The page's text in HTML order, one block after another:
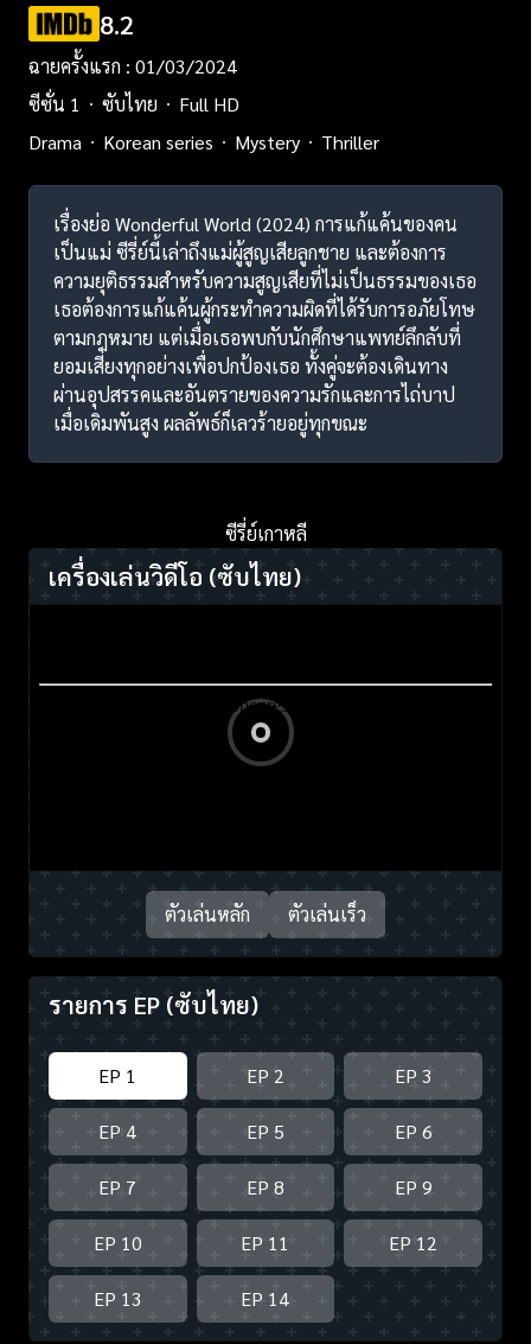
8.2
ฉายครั้งแรก : 01/03/2024
ซีซั่น 1
ซับไทย
Full HD
Drama
Korean series Mystery Thriller
เรื่องย่อ Wonderful World (2024) การแก้แค้นของคน
เป็นแม่ ซีรี่ย์นี้เล่าถึงแม่ผู้สูญเสียลูกชาย และต้องการ
ความยุติธรรมสำหรับความสูญเสียที่ไม่เป็นธรรมของเธอ
เธอต้องการแก้แค้นผู้กระทำความผิดที่ได้รับการอภัยโทษ
ตามกฎหมาย แต่เมื่อเธอพบกับนักศึกษาแพทย์ลึกลับที่
ยอมเสี่ยงทุกอย่างเพื่อปกป้องเธอ ทั้งคู่จะต้องเดินทาง
ผ่านอุปสรรคและอันตรายของความรักและการไถ่บาป
เมื่อเดิมพันสูง ผลลัพธ์ก็เลวร้ายอยู่ทุกขณะ
ซีรี่ย์เกาหลี
เครื่องเล่นวิดีโอ (ซับไทย)
ตัวเล่นหลัก ตัวเล่นเร็ว
รายการ EP (ซับไทย)
EP 1 EP 2 EP 3
EP 4 EP 5 EP 6
EP 7 EP 8 EP 9
EP 10 EP 11 EP 12
EP 13 EP 14